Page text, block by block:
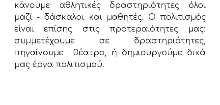
κάνουμε αθλητικές δραστηριότητες όλοι
μαζί - δάσκαλοι και μαθητές. Ο πολιτισμός
είναι επίσης στις προτεραιότητες μας:
συμμετέχουμε σε δραστηριότητες,
πηγαίνουμε θέατρο, ή δημιουργούμε δικά
μας έργα πολιτισμού.